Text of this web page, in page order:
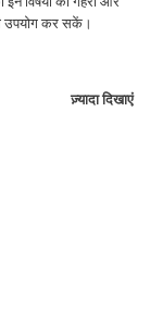
उपयोग कर सकें।
ज़्यादा दिखाएं